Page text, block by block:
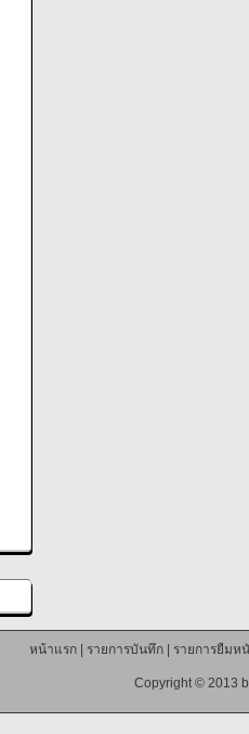
หน้าแรก| รายการบันทึก| รายการยืมห
Copyright © 2013